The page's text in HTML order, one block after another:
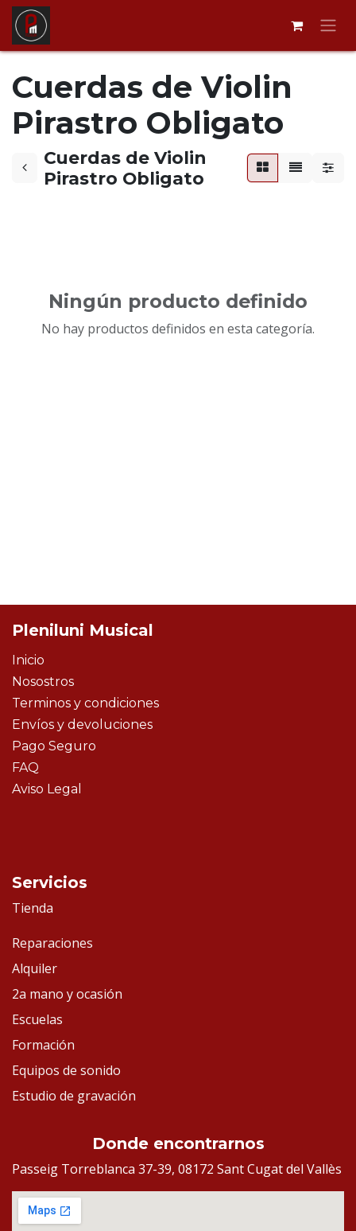
Ir al contenido
Cuerdas de Violin
Pirastro Obligato
Cuerdas de Violin
Pirastro Obligato
Ningún producto definido
No hay productos definidos en esta categoría.
Pleniluni Musical
Inicio
Nosostros
Terminos y condiciones
Envíos y devoluciones
Pago Seguro
FAQ
Aviso Legal
Servicios
Tienda
Reparaciones
Alquiler
2a mano y ocasión
Escuelas
Formación
Equipos de sonido
Estudio de gravación
Donde encontrarnos
Passeig Torreblanca 37-39, 08172 Sant Cugat del Vallès